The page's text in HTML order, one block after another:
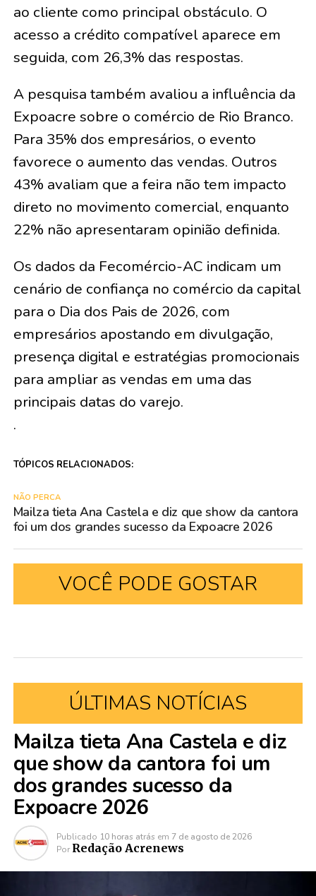
ao cliente como principal obstáculo. O
acesso a crédito compatível aparece em
seguida, com 26,3% das respostas.
A pesquisa também avaliou a influência da
Expoacre sobre o comércio de Rio Branco.
Para 35% dos empresários, o evento
favorece o aumento das vendas. Outros
43% avaliam que a feira não tem impacto
direto no movimento comercial, enquanto
22% não apresentaram opinião definida.
Os dados da Fecomércio-AC indicam um
cenário de confiança no comércio da capital
para o Dia dos Pais de 2026, com
empresários apostando em divulgação,
presença digital e estratégias promocionais
para ampliar as vendas em uma das
principais datas do varejo.
.
TÓPICOS RELACIONADOS:
NÃO PERCA
Mailza tieta Ana Castela e diz que show da cantora
foi um dos grandes sucesso da Expoacre 2026
VOCÊ PODE GOSTAR
ÚLTIMAS NOTÍCIAS
Mailza tieta Ana Castela e diz
que show da cantora foi um
dos grandes sucesso da
Expoacre 2026
Publicado 10 horas atrás em 7 de agosto de 2026
Por Redação Acrenews